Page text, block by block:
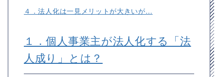
４．法人化は一見メリットが大きいが…
１．個人事業主が法人化する「法
人成り」とは？